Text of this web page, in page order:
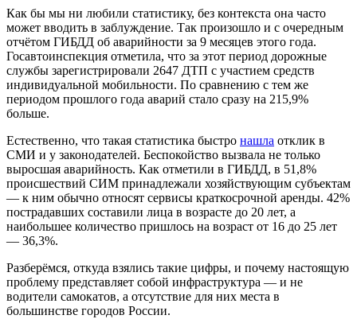
Как бы мы ни любили статистику, без контекста она часто
может вводить в заблуждение. Так произошло и с очередным
отчётом ГИБДД об аварийности за 9 месяцев этого года.
Госавтоинспекция отметила, что за этот период дорожные
службы зарегистрировали 2647 ДТП с участием средств
индивидуальной мобильности. По сравнению с тем же
периодом прошлого года аварий стало сразу на 215,9%
больше.
Естественно, что такая статистика быстро нашла отклик в
СМИ и у законодателей. Беспокойство вызвала не только
выросшая аварийность. Как отметили в ГИБДД, в 51,8%
происшествий СИМ принадлежали хозяйствующим субъектам
— к ним обычно относят сервисы краткосрочной аренды. 42%
пострадавших составили лица в возрасте до 20 лет, а
наибольшее количество пришлось на возраст от 16 до 25 лет
— 36,3%.
Разберёмся, откуда взялись такие цифры, и почему настоящую
проблему представляет собой инфраструктура — и не
водители самокатов, а отсутствие для них места в
большинстве городов России.